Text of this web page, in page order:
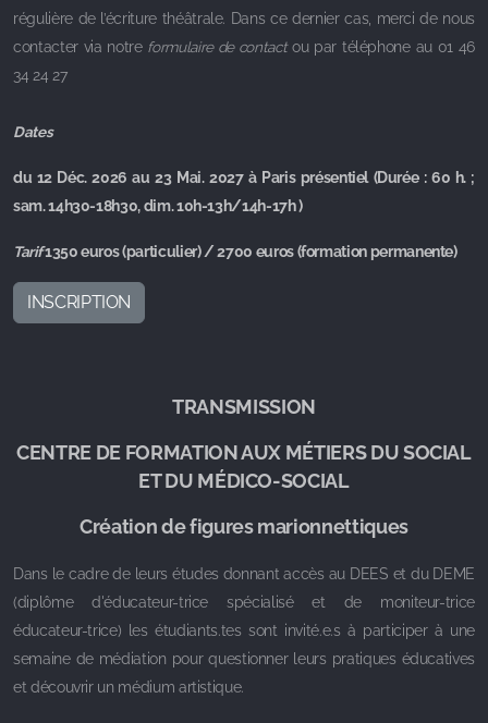
régulière de l’écriture théâtrale. Dans ce dernier cas, merci de nous
contacter via notre formulaire de contactou par téléphone au 01 46
34 24 27
Dates
du 12 Déc. 2026 au 23 Mai. 2027 à Paris présentiel (Durée : 60 h. ;
sam. 14h30-18h30, dim. 10h-13h/14h-17h )
Tarif1350 euros (particulier) / 2700 euros (formation permanente)
INSCRIPTION
TRANSMISSION
CENTRE DE FORMATION AUX MÉTIERS DU SOCIAL
ET DU MÉDICO-SOCIAL
Création de figures marionnettiques
Dans le cadre de leurs études donnant accès au DEES et du DEME
(diplôme d'éducateur-trice spécialisé et de moniteur-trice
éducateur-trice) les étudiants.tes sont invité.e.s à participer à une
semaine de médiation pour questionner leurs pratiques éducatives
et découvrir un médium artistique.